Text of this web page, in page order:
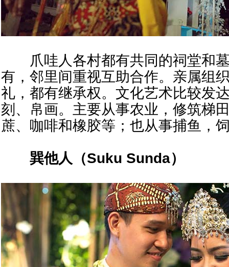
爪哇人各村都有共同的祠堂和墓
有，邻里间重视互助合作。亲属组
礼，都有继承权。文化艺术比较发
刻、帛画。主要从事农业，修筑梯
蔗、咖啡和橡胶等；也从事捕鱼，
巽他人（Suku Sunda）